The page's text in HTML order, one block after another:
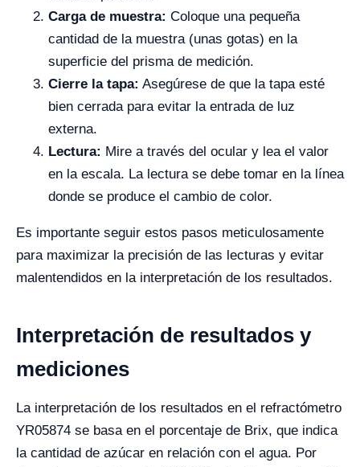
Carga de muestra: Coloque una pequeña
cantidad de la muestra (unas gotas) en la
superficie del prisma de medición.
Cierre la tapa: Asegúrese de que la tapa esté
bien cerrada para evitar la entrada de luz
externa.
Lectura: Mire a través del ocular y lea el valor
en la escala. La lectura se debe tomar en la línea
donde se produce el cambio de color.
Es importante seguir estos pasos meticulosamente
para maximizar la precisión de las lecturas y evitar
malentendidos en la interpretación de los resultados.
Interpretación de resultados y
mediciones
La interpretación de los resultados en el refractómetro
YR05874 se basa en el porcentaje de Brix, que indica
la cantidad de azúcar en relación con el agua. Por